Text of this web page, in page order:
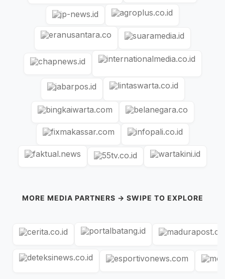
MORE MEDIA PARTNERS → SWIPE TO EXPLORE